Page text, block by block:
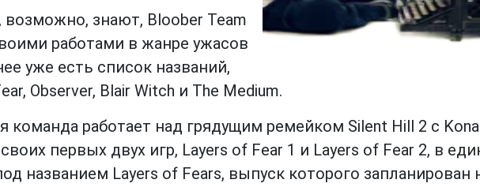
возможно, знают, Bloober Team
работами в жанре ужасов
уже есть список названий,
Observer, Blair Witch и The Medium.
команда работает над грядущим ремейком Silent Hill 2 с
первых двух игр, Layers of Fear 1 и Layers of Fear 2, в
названием Layers of Fears, выпуск которого запланирован